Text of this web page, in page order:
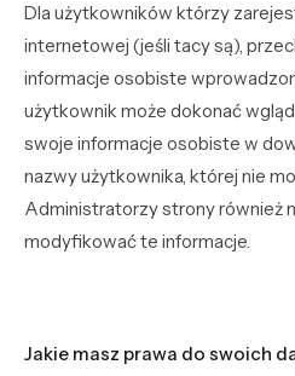
Dla użytkowników którzy
internetowej (jeśli tacy są),
informacje osobiste
użytkownik może dokonać
swoje informacje osobiste w
nazwy użytkownika, której nie
Administratorzy strony również
modyfikować te informacje.
Jakie masz prawa do swoich